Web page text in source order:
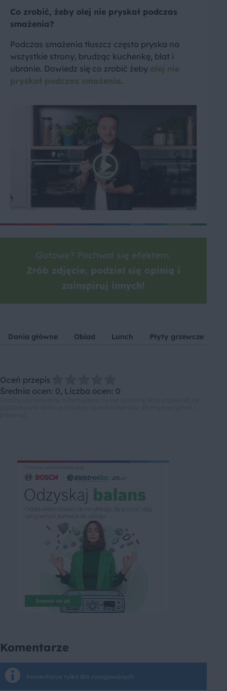
Co zrobić, żeby olej nie pryskał podczas
smażenia?
Podczas smażenia tłuszcz często pryska na
wszystkie strony, brudząc kuchenkę, blat i
ubranie. Dowiedz się co zrobić żeby olej nie
pryskał podczas smażenia.
Gotowe? Pochwal się efektem.
Zrób zdjęcie, podziel się opinią i
zainspiruj innych!
Dania główne Obiad Lunch Płyty grzewcze
Oceń przepis
Średnia ocen: 0, Liczba ocen: 0
Komentarze
Komentarze tylko dla zalogowanych